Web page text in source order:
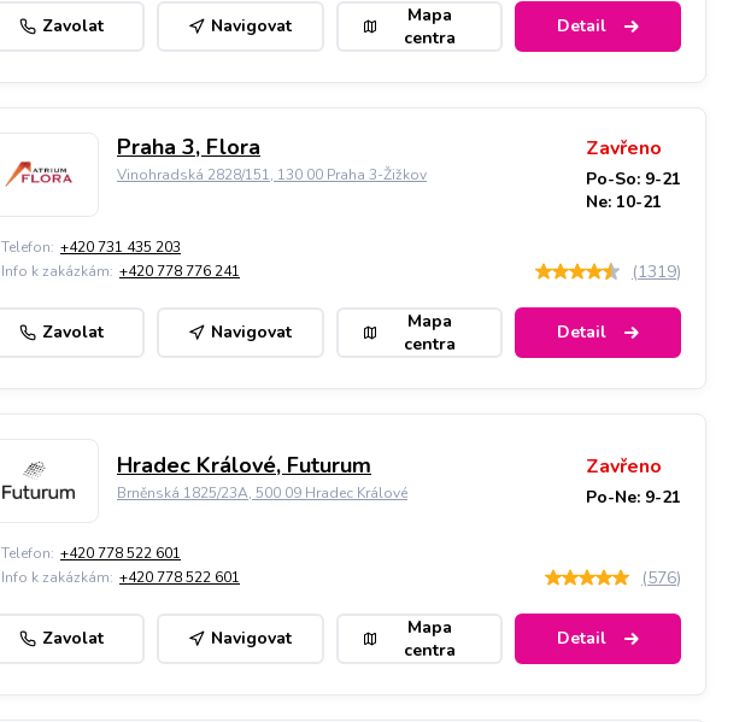
Zavolat Navigovat
Mapa
centra
Detail
Praha 3, Flora
Vinohradská 2828/151, 130 00 Praha 3-Žižkov
Zavřeno
Po-So: 9-21
Ne: 10-21
Telefon: +420 731 435 203
Info k zakázkám: +420 778 776 241 (1319)
Zavolat Navigovat
Mapa
centra
Detail
Hradec Králové, Futurum
Brněnská 1825/23A, 500 09 Hradec Králové
Zavřeno
Po-Ne: 9-21
Telefon: +420 778 522 601
Info k zakázkám: +420 778 522 601 (576)
Zavolat Navigovat
Mapa
centra
Detail